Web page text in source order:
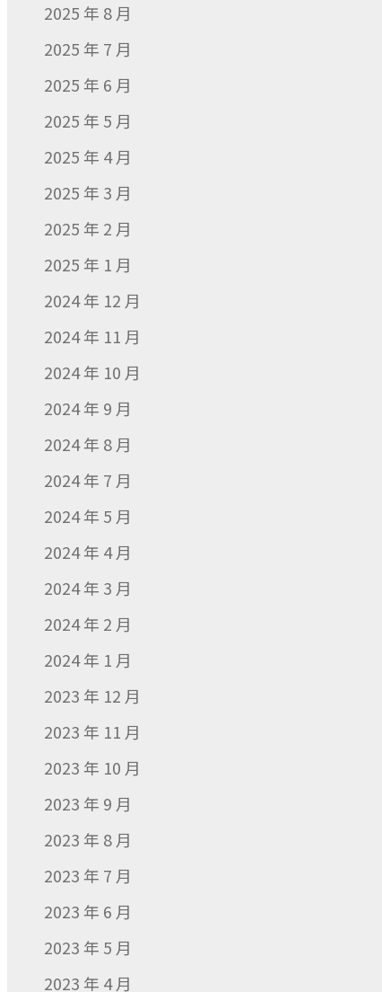
2025 年 8 月
2025 年 7 月
2025 年 6 月
2025 年 5 月
2025 年 4 月
2025 年 3 月
2025 年 2 月
2025 年 1 月
2024 年 12 月
2024 年 11 月
2024 年 10 月
2024 年 9 月
2024 年 8 月
2024 年 7 月
2024 年 5 月
2024 年 4 月
2024 年 3 月
2024 年 2 月
2024 年 1 月
2023 年 12 月
2023 年 11 月
2023 年 10 月
2023 年 9 月
2023 年 8 月
2023 年 7 月
2023 年 6 月
2023 年 5 月
2023 年 4 月